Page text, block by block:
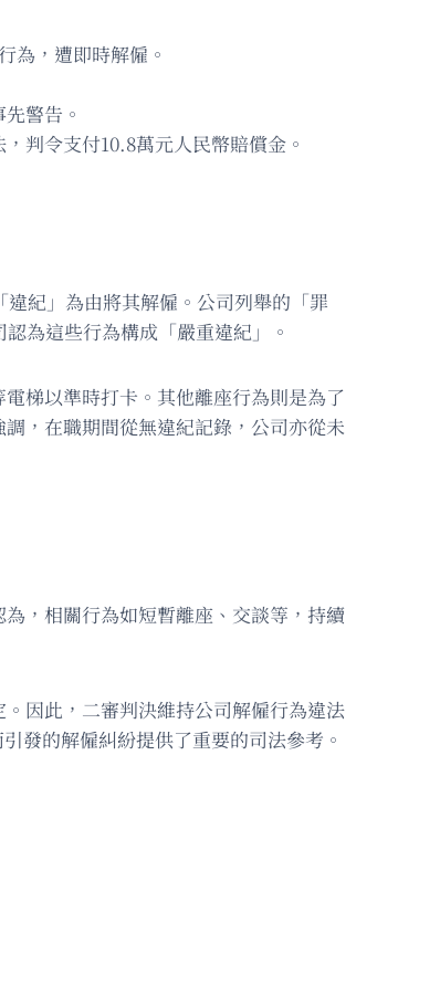
為，遭即時解僱。
警告。
判令支付10.8萬元人民幣賠償金。
紀」為由將其解僱。公司列舉的「罪
為這些行為構成「嚴重違紀」。
梯以準時打卡。其他離座行為則是為了
，在職期間從無違紀記錄，公司亦從未
，相關行為如短暫離座、交談等，持續
因此，二審判決維持公司解僱行為違法
發的解僱糾紛提供了重要的司法參考。